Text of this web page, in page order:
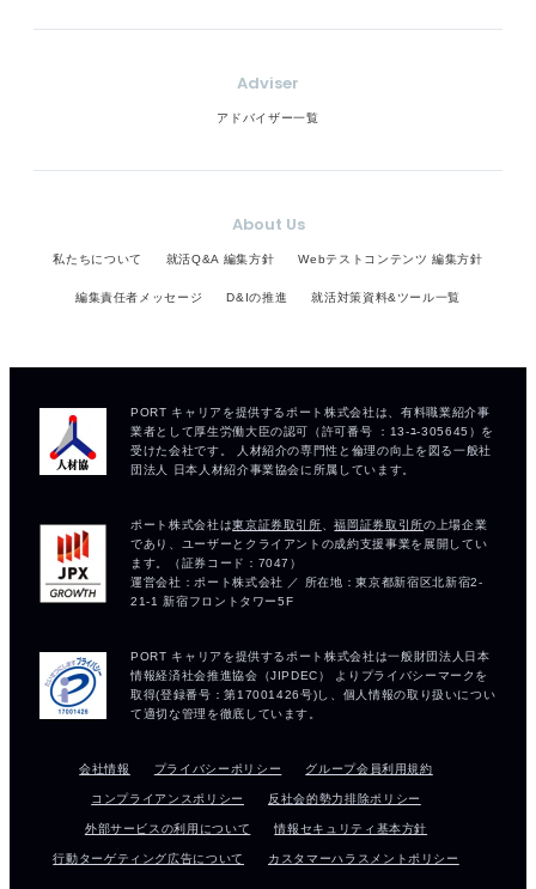
Adviser
アドバイザー一覧
About Us
私たちについて 就活Q&A 編集方針 Webテストコンテンツ 編集方針
編集責任者メッセージ D&Iの推進 就活対策資料&ツール一覧
会社情報 プライバシーポリシー グループ会員利用規約
コンプライアンスポリシー 反社会的勢力排除ポリシー
外部サービスの利用について 情報セキュリティ基本方針
行動ターゲティング広告について カスタマーハラスメントポリシー